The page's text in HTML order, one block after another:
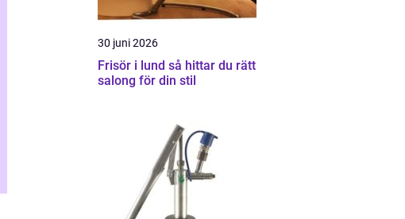
30 juni 2026
Frisör i lund så hittar du rätt
salong för din stil